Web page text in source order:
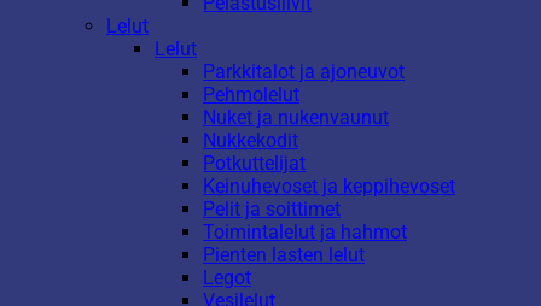
Lelut
Lelut
Parkkitalot ja ajoneuvot
Pehmolelut
Nuket ja nukenvaunut
Nukkekodit
Potkuttelijat
Keinuhevoset ja keppihevoset
Pelit ja soittimet
Toimintalelut ja hahmot
Pienten lasten lelut
Legot
Vesilelut